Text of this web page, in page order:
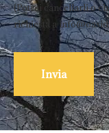
(Potrai cancellarli o
richiesta a